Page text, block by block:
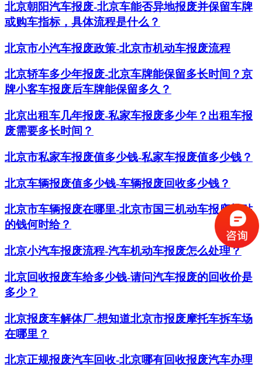
北京朝阳汽车报废-北京车能否异地报废并保留车牌
或购车指标，具体流程是什么？
北京市小汽车报废政策-北京市机动车报废流程
北京轿车多少年报废-北京车牌能保留多长时间？京
牌小客车报废后车牌能保留多久？
​北京出租车几年报废-私家车报废多少年？出租车报
废需要多长时间？
北京市私家车报废值多少钱-私家车报废值多少钱？
北京车辆报废值多少钱-车辆报废回收多少钱？
北京市车辆报废在哪里-北京市国三机动车报废补贴
的钱何时给？
北京小汽车报废流程-汽车机动车报废怎么处理？
北京回收报废车给多少钱-请问汽车报废的回收价是
多少？
北京报废车解体厂-想知道北京市报废摩托车拆车场
在哪里？
北京正规报废汽车回收-北京哪有回收报废汽车办理